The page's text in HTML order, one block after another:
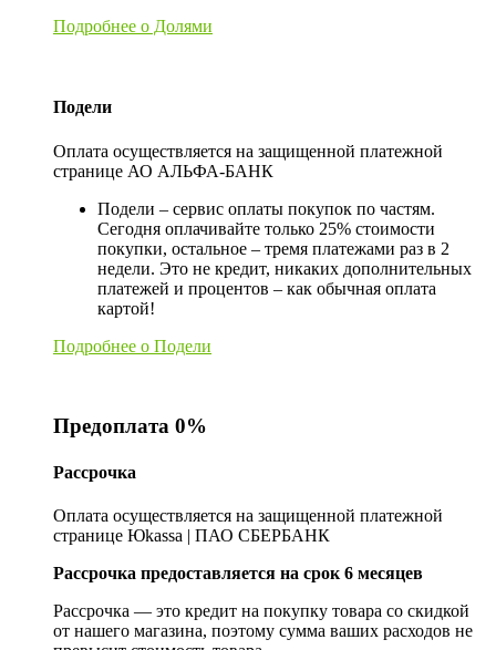
Подробнее о Долями
Подели
Оплата осуществляется на защищенной платежной
странице АО АЛЬФА-БАНК
Подели – сервис оплаты покупок по частям.
Сегодня оплачивайте только 25% стоимости
покупки, остальное – тремя платежами раз в 2
недели. Это не кредит, никаких дополнительных
платежей и процентов – как обычная оплата
картой!
Подробнее о Подели
Предоплата 0%
Рассрочка
Оплата осуществляется на защищенной платежной
странице Юkassa | ПАО СБЕРБАНК
Рассрочка предоставляется на срок 6 месяцев
Рассрочка — это кредит на покупку товара со скидкой
от нашего магазина, поэтому сумма ваших расходов не